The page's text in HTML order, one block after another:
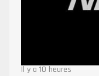
Il y a 10 heures